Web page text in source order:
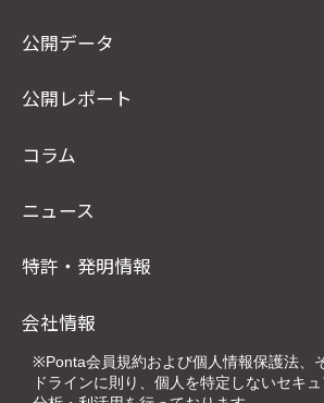
公開データ
公開レポート
コラム
ニュース
特許・発明情報
会社情報
※Ponta会員規約および個人情報保護法、
ドラインに則り、個人を特定しないセキ